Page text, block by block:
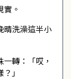
。
晴洗澡這半小
轉：「哎，
」